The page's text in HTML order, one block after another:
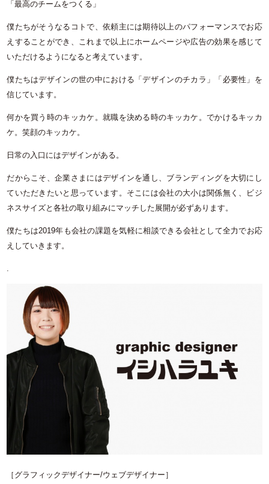
「最高のチームをつくる」
僕たちがそうなるコトで、依頼主には期待以上のパフォーマンスでお応
えすることができ、これまで以上にホームページや広告の効果を感じて
いただけるようになると考えています。
僕たちはデザインの世の中における「デザインのチカラ」「必要性」を
信じています。
何かを買う時のキッカケ。就職を決める時のキッカケ。でかけるキッカ
ケ。笑顔のキッカケ。
日常の入口にはデザインがある。
だからこそ、企業さまにはデザインを通し、ブランディングを大切にし
ていただきたいと思っています。そこには会社の大小は関係無く、ビジ
ネスサイズと各社の取り組みにマッチした展開が必ずあります。
僕たちは2019年も会社の課題を気軽に相談できる会社として全力でお応
えしていきます。
.
［グラフィックデザイナー/ウェブデザイナー］